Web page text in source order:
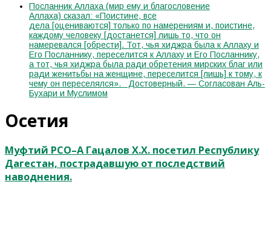
Посланник Аллаха (мир ему и благословение
Аллаха) сказал: «Поистине, все
дела [оцениваются] только по намерениям и, поистине,
каждому человеку [достанется] лишь то, что он
намеревался [обрести]. Тот, чья хиджра была к Аллаху и
Его Посланнику, переселится к Аллаху и Его Посланнику,
а тот, чья хиджра была ради обретения мирских благ или
ради женитьбы на женщине, переселится [лишь] к тому, к
чему он переселялся». Достоверный. — Согласован Аль-
Бухари и Муслимом
Осетия
Муфтий РСО–А Гацалов Х.Х. посетил Республику
Дагестан, пострадавшую от последствий
наводнения.